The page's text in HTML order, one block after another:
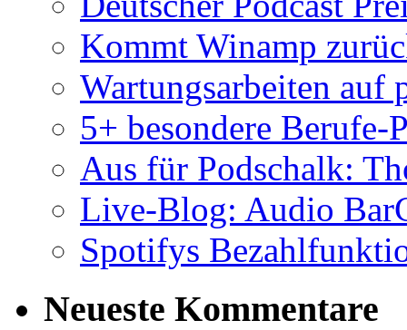
Kommt Winamp
Wartungsarbeiten auf
5+ besondere Berufe-
Aus für Podschalk:
Live-Blog: Audio
Spotifys
Neueste Kommentare